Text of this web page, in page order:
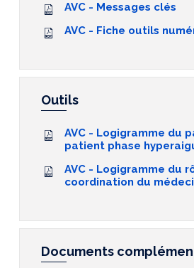
AVC - Messages clés
AVC - Fiche outils
Outils
AVC - Logigramme du
patient phase
AVC - Logigramme du
coordination du
Documents